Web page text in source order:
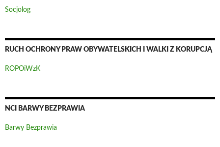
Socjolog
RUCH OCHRONY PRAW OBYWATELSKICH I WALKI Z KORUPCJĄ
ROPOiWzK
NCI BARWY BEZPRAWIA
Barwy Bezprawia